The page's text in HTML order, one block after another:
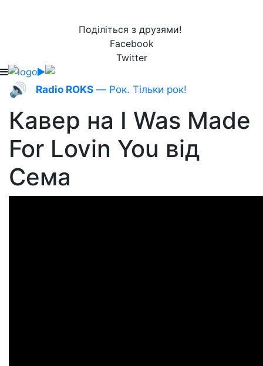
Поділіться з друзями!
Facebook
Twitter
🔊 Radio ROKS — Рок. Тільки рок!
Кавер на I Was Made
For Lovin You від
Сема